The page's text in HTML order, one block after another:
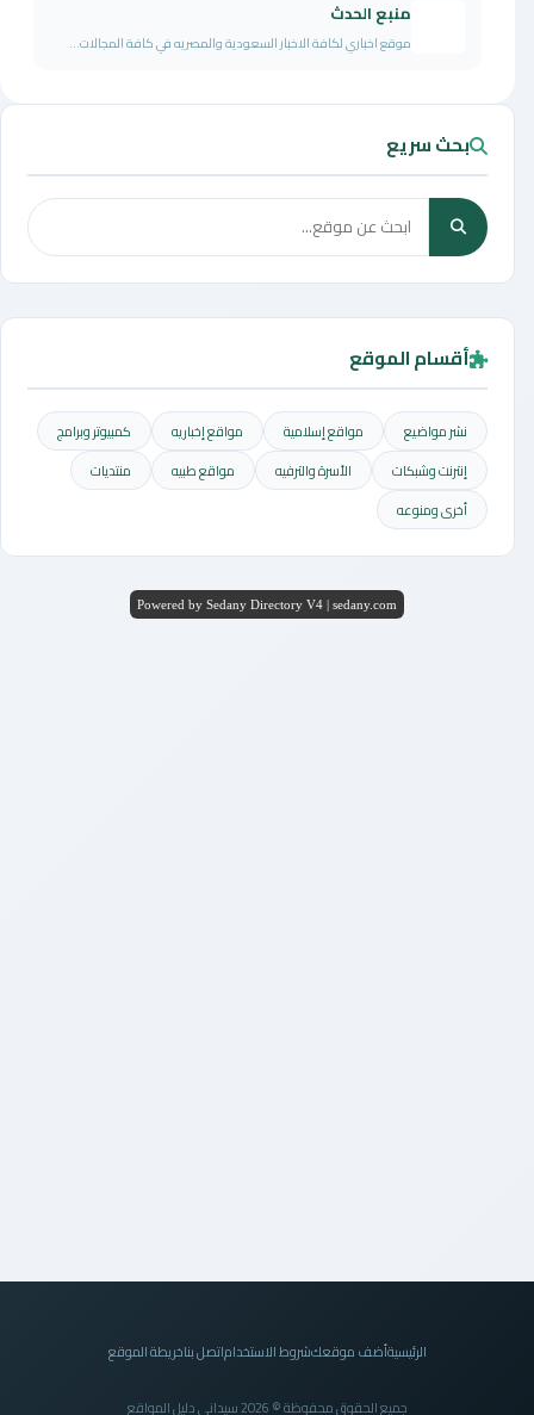
منبع الحدث
موقع اخباري لكافة الاخبار السعودية والمصريه في كافة المجالات...
بحث سريع
أقسام الموقع
نشر مواضيع مواقع إسلامية مواقع إخباريه
كمبيوتر وبرامج
إنترنت وشبكات
الأسرة والترفيه مواقع طبيه
منتديات
أخرى ومنوعه
Powered by Sedany Directory V4 | sedany.com
الرئيسيةأضف موقعكشروط الاستخداماتصل بناخريطة الموقع
جميع الحقوق محفوظة © 2026 سيداني دليل المواقع